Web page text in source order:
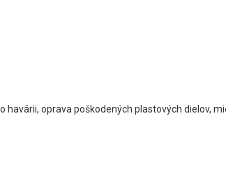
havárii, oprava poškodených plastových dielov,